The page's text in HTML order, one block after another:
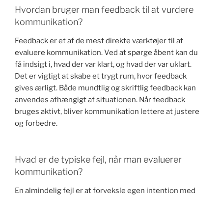
Hvordan bruger man feedback til at vurdere
kommunikation?
Feedback er et af de mest direkte værktøjer til at
evaluere kommunikation. Ved at spørge åbent kan du
få indsigt i, hvad der var klart, og hvad der var uklart.
Det er vigtigt at skabe et trygt rum, hvor feedback
gives ærligt. Både mundtlig og skriftlig feedback kan
anvendes afhængigt af situationen. Når feedback
bruges aktivt, bliver kommunikation lettere at justere
og forbedre.
Hvad er de typiske fejl, når man evaluerer
kommunikation?
En almindelig fejl er at forveksle egen intention med